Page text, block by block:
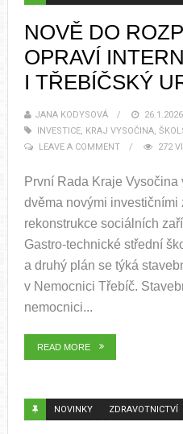
NOVĚ DO
OPRAVÍ
I TŘEBÍČSKÝ
JANA KODYSOVÁ
26.1.2026
INVESTICE, KRAJ VYSOČINA,
LEAVE A COMMENT
272
První Rada Kraje
dvěma novými investičními
rekonstrukce sociálních
Gastro-technické střední
a druhý plán se týká
v Nemocnici Třebíč.
nemocnici...
READ MORE
NOVINKY ZDRAVOTNICTVÍ